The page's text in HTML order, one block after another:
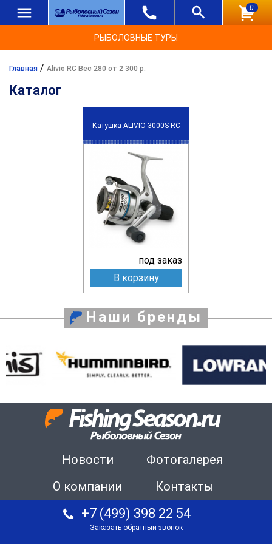
0
РЫБОЛОВНЫЕ ТУРЫ
Главная / Alivio RC Вес 280 от 2 300 р.
Каталог
Катушка ALIVIO 3000S RC
под заказ
В корзину
Наши бренды
Новости
Фотогалерея
О компании
Контакты
+7 (499) 398 22 54
Заказать обратный звонок